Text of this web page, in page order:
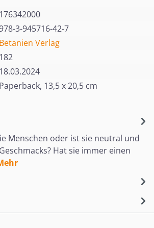
176342000
3-945716-42-7
Betanien Verlag
182
18.03.2024
Paperback, 13,5 x 20,5 cm
Menschen oder ist sie neutral und
Hat sie immer einen